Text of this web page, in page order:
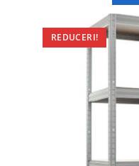
REDUCERI!